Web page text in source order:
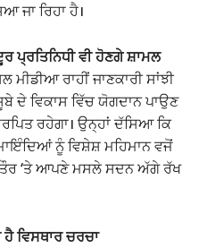
ਜਾ ਰਿਹਾ ਹੈ।
ਪ੍ਰਤਿਨਿਧੀ ਵੀ ਹੋਣਗੇ ਸ਼ਾਮਲ
ਰਾਹੀਂ ਜਾਣਕਾਰੀ ਸਾਂਝੀ
ਦੇ ਵਿਕਾਸ ਵਿੱਚ ਯੋਗਦਾਨ ਪਾਉਣ
ਰਹੇਗਾ। ਉਨ੍ਹਾਂ ਦੱਸਿਆ ਕਿ
ਨੂੰ ਵਿਸ਼ੇਸ਼ ਮਹਿਮਾਨ ਵਜੋਂ
ਤੌਰ ‘ਤੇ ਆਪਣੇ ਮਸਲੇ ਸਦਨ ਅੱਗੇ ਰੱਖ
ਵਿਸਥਾਰ ਚਰਚਾ